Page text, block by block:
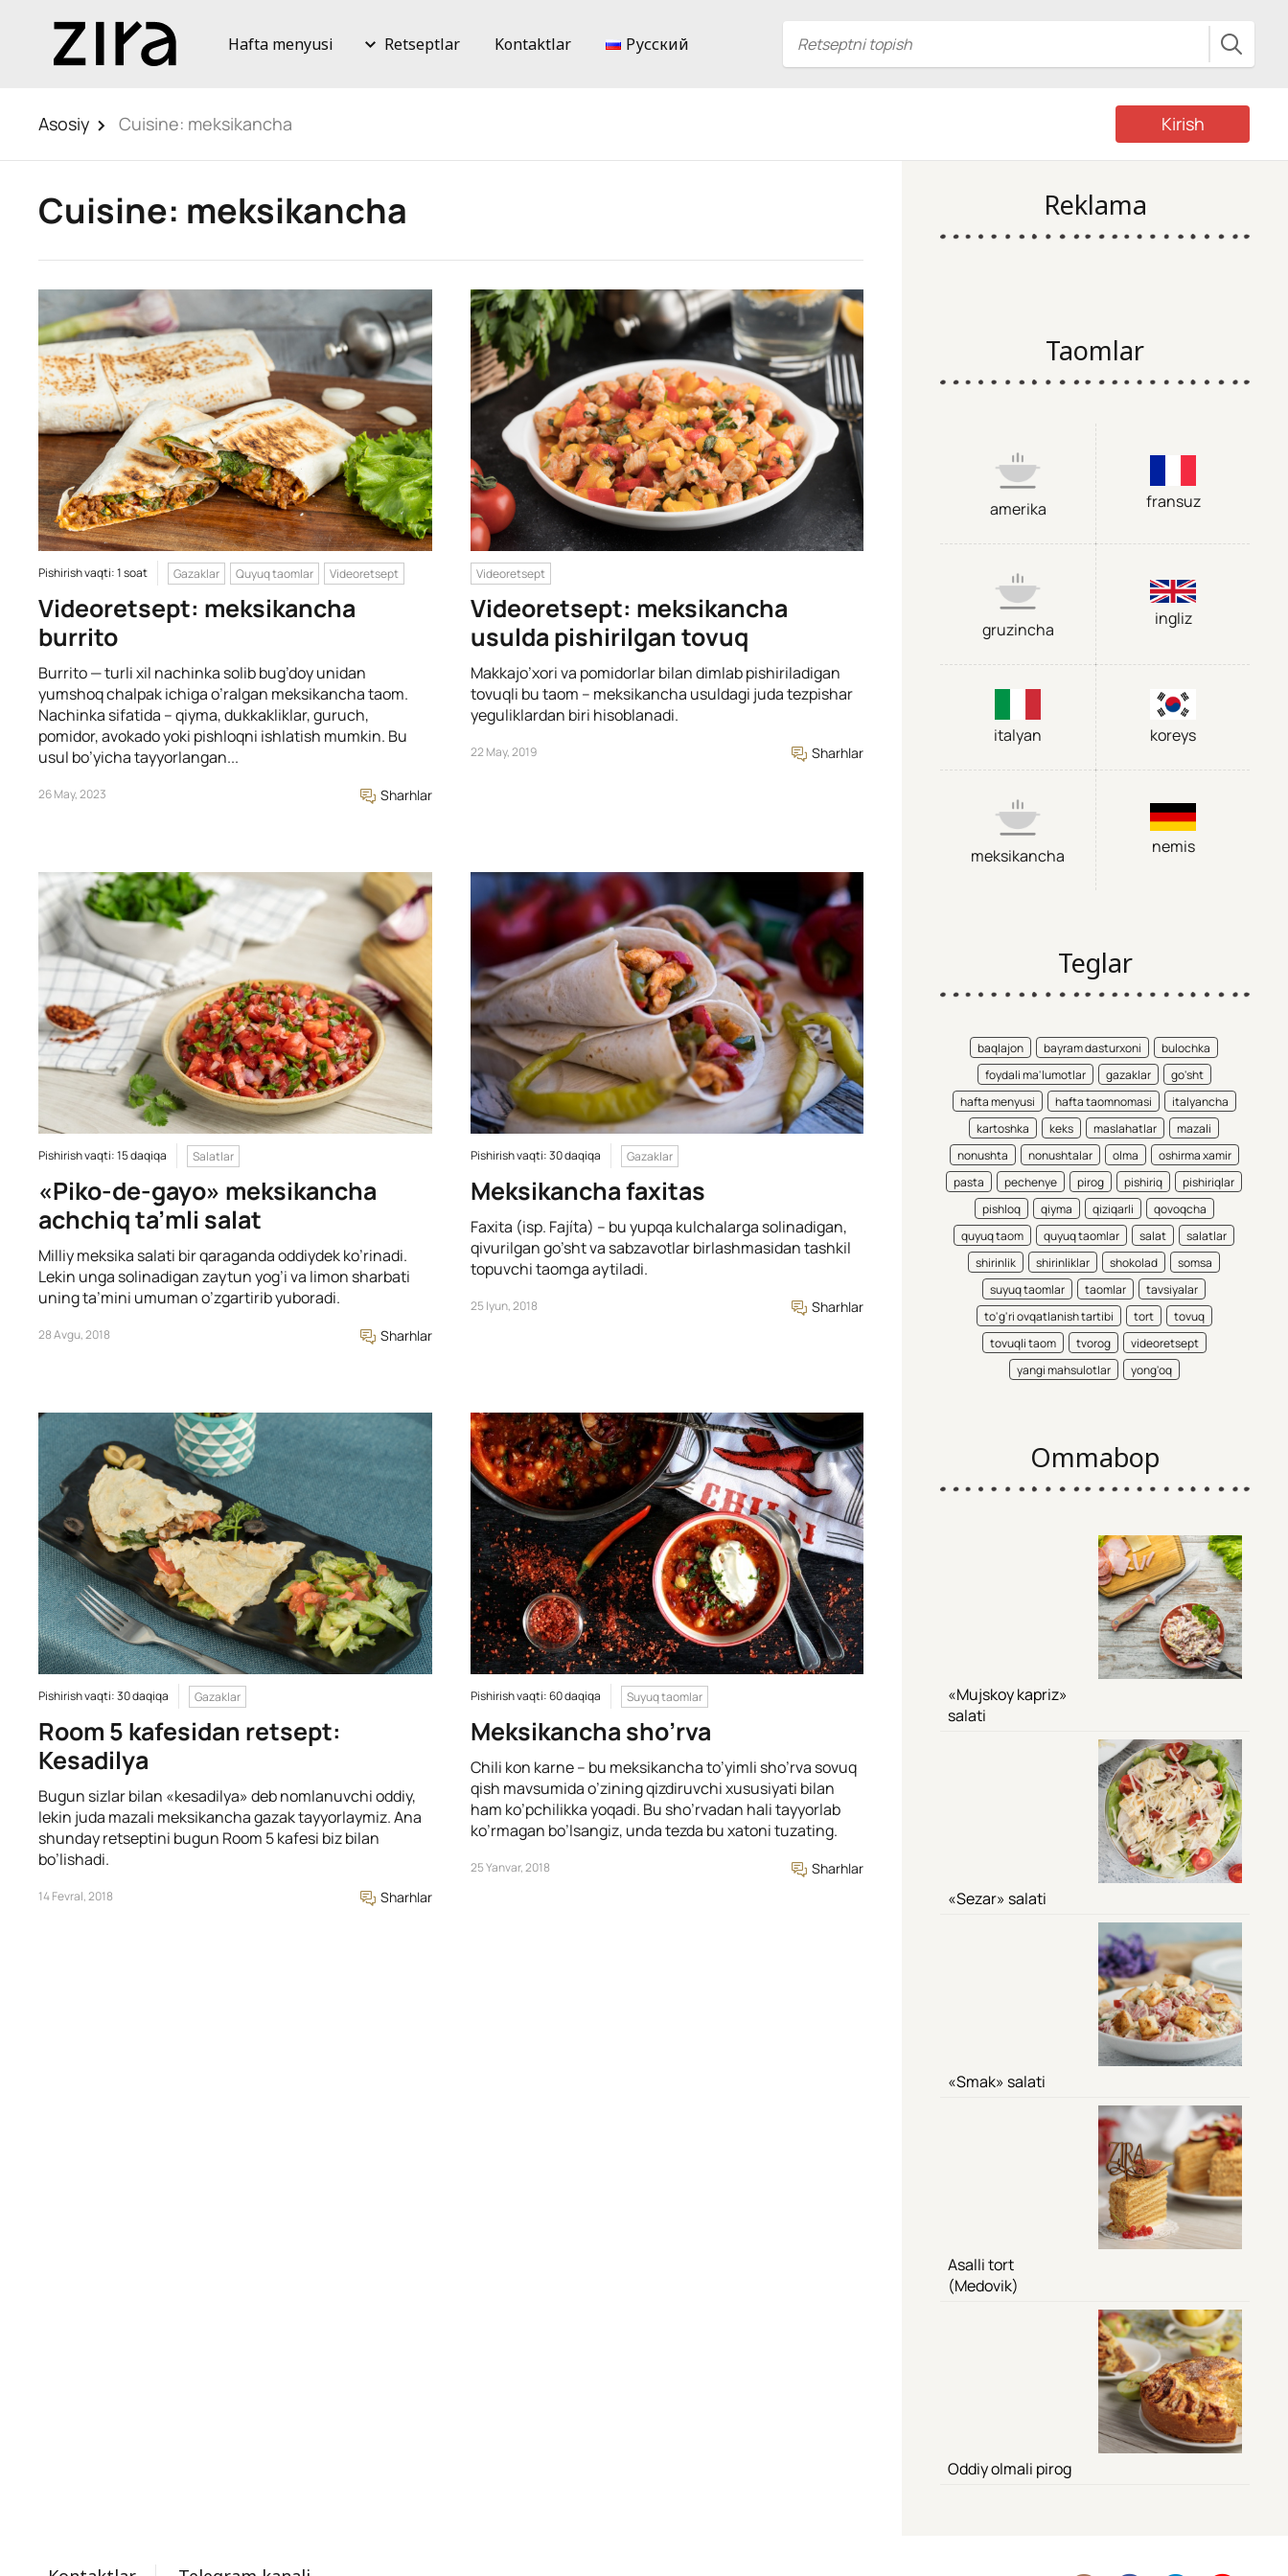
Hafta menyusi Retseptlar Kontaktlar Русский
Asosiy Cuisine: meksikancha Kirish
Cuisine: meksikancha
Pishirish vaqti: 1 soat Gazaklar Quyuq taomlar Videoretsept
Videoretsept: meksikancha
burrito
Burrito — turli xil nachinka solib bug’doy unidan
yumshoq chalpak ichiga o’ralgan meksikancha taom.
Nachinka sifatida – qiyma, dukkakliklar, guruch,
pomidor, avokado yoki pishloqni ishlatish mumkin. Bu
usul bo’yicha tayyorlangan...
26 May, 2023 Sharhlar
Videoretsept
Videoretsept: meksikancha
usulda pishirilgan tovuq
Makkajo’xori va pomidorlar bilan dimlab pishiriladigan
tovuqli bu taom – meksikancha usuldagi juda tezpishar
yeguliklardan biri hisoblanadi.
22 May, 2019 Sharhlar
Pishirish vaqti: 15 daqiqa Salatlar
«Piko-de-gayo» meksikancha
achchiq ta’mli salat
Milliy meksika salati bir qaraganda oddiydek ko’rinadi.
Lekin unga solinadigan zaytun yog’i va limon sharbati
uning ta’mini umuman o’zgartirib yuboradi.
28 Avgu, 2018 Sharhlar
Pishirish vaqti: 30 daqiqa Gazaklar
Meksikancha faxitas
Faxita (isp. Fajíta) – bu yupqa kulchalarga solinadigan,
qivurilgan go’sht va sabzavotlar birlashmasidan tashkil
topuvchi taomga aytiladi.
25 Iyun, 2018 Sharhlar
Pishirish vaqti: 30 daqiqa Gazaklar
Room 5 kafesidan retsept:
Kesadilya
Bugun sizlar bilan «kesadilya» deb nomlanuvchi oddiy,
lekin juda mazali meksikancha gazak tayyorlaymiz. Ana
shunday retseptini bugun Room 5 kafesi biz bilan
bo’lishadi.
14 Fevral, 2018 Sharhlar
Pishirish vaqti: 60 daqiqa Suyuq taomlar
Meksikancha sho’rva
Chili kon karne – bu meksikancha to’yimli sho’rva sovuq
qish mavsumida o’zining qizdiruvchi xususiyati bilan
ham ko’pchilikka yoqadi. Bu sho’rvadan hali tayyorlab
ko’rmagan bo’lsangiz, unda tezda bu xatoni tuzating.
25 Yanvar, 2018 Sharhlar
Reklama
Taomlar
amerika fransuz
gruzincha
ingliz
italyan koreys
meksikancha nemis
Teglar
baqlajon bayram dasturxoni
bulochka
foydali ma'lumotlar
gazaklar
go'sht
hafta menyusi
hafta taomnomasi
italyancha
kartoshka
keks maslahatlar
mazali
nonushta
nonushtalar olma
oshirma xamir
pasta
pechenye pirog pishiriq
pishiriqlar
pishloq
qiyma qiziqarli
qovoqcha
quyuq taom
quyuq taomlar salat
salatlar
shirinlik
shirinliklar shokolad
somsa
suyuq taomlar
taomlar
tavsiyalar
to'g'ri ovqatlanish tartibi
tort
tovuq
tovuqli taom
tvorog
videoretsept
yangi mahsulotlar
yong'oq
Ommabop
«Mujskoy kapriz»
salati
«Sezar» salati
«Smak» salati
Asalli tort
(Medovik)
Oddiy olmali pirog